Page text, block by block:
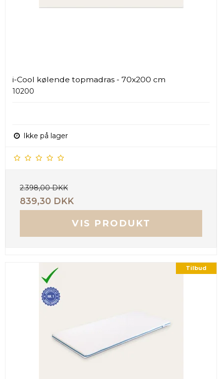
i-Cool kølende topmadras - 70x200 cm
10200
Ikke på lager
2.398,00 DKK
839,30 DKK
VIS PRODUKT
Tilbud